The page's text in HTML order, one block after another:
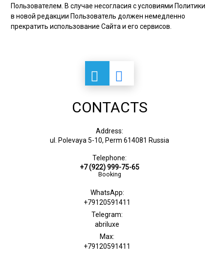
Пользователем. В случае несогласия с условиями Политики
в новой редакции Пользователь должен немедленно
прекратить использование Сайта и его сервисов.
CONTACTS
Address:
ul. Polevaya 5-10, Perm 614081 Russia
Telephone:
+7 (922) 999-75-65
Booking
WhatsApp:
+79120591411
Telegram:
abriluxe
Max:
+79120591411